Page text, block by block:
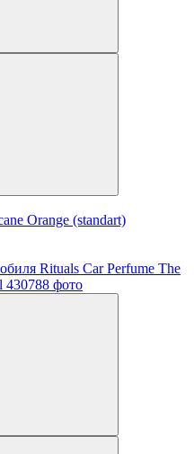
Orange (standart)